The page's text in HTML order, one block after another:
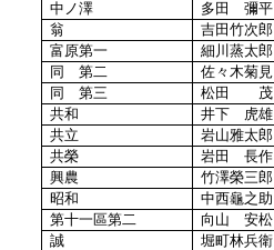
中ノ澤
多田 彌平
翁
吉田竹次郎
富原第一
細川蒸太郎
同 第二
佐々木菊見
同 第三
松田 茂
共和
井下 虎雄
共立
岩山雅太郎
共榮
岩田 長作
興農
竹澤榮三郎
昭和
中西龜之助
第十一區第二
向山 安松
誠
堀町林兵衛